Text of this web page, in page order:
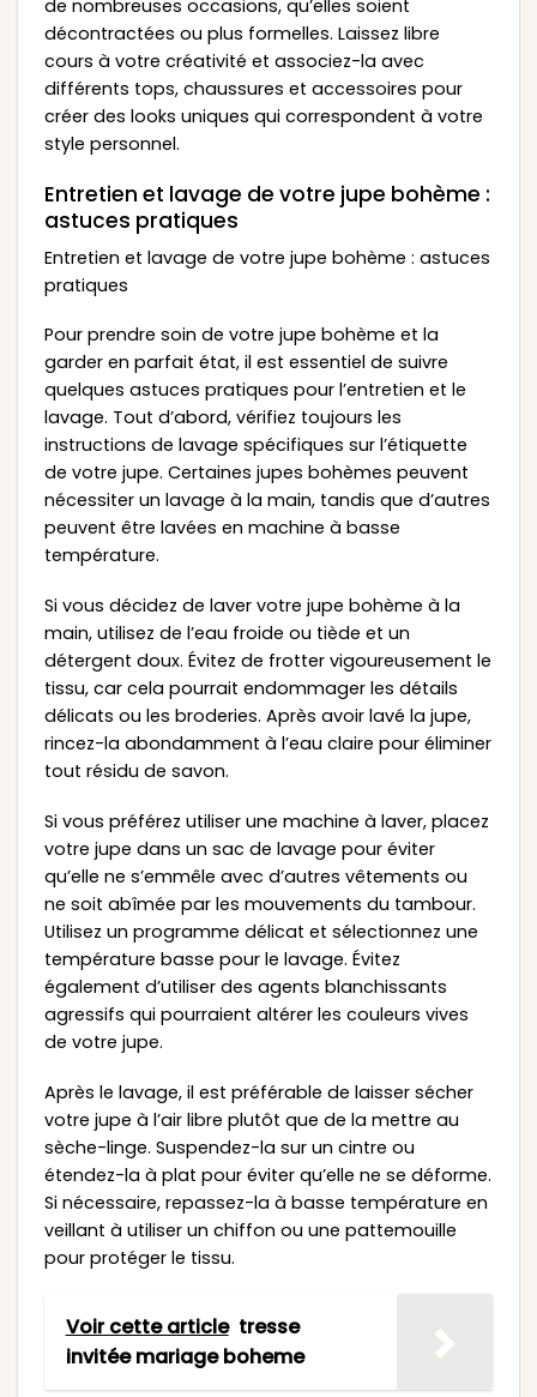
de nombreuses occasions, qu’elles soient
décontractées ou plus formelles. Laissez libre
cours à votre créativité et associez-la avec
différents tops, chaussures et accessoires pour
créer des looks uniques qui correspondent à votre
style personnel.
Entretien et lavage de votre jupe bohème :
astuces pratiques
Entretien et lavage de votre jupe bohème : astuces
pratiques
Pour prendre soin de votre jupe bohème et la
garder en parfait état, il est essentiel de suivre
quelques astuces pratiques pour l’entretien et le
lavage. Tout d’abord, vérifiez toujours les
instructions de lavage spécifiques sur l’étiquette
de votre jupe. Certaines jupes bohèmes peuvent
nécessiter un lavage à la main, tandis que d’autres
peuvent être lavées en machine à basse
température.
Si vous décidez de laver votre jupe bohème à la
main, utilisez de l’eau froide ou tiède et un
détergent doux. Évitez de frotter vigoureusement le
tissu, car cela pourrait endommager les détails
délicats ou les broderies. Après avoir lavé la jupe,
rincez-la abondamment à l’eau claire pour éliminer
tout résidu de savon.
Si vous préférez utiliser une machine à laver, placez
votre jupe dans un sac de lavage pour éviter
qu’elle ne s’emmêle avec d’autres vêtements ou
ne soit abîmée par les mouvements du tambour.
Utilisez un programme délicat et sélectionnez une
température basse pour le lavage. Évitez
également d’utiliser des agents blanchissants
agressifs qui pourraient altérer les couleurs vives
de votre jupe.
Après le lavage, il est préférable de laisser sécher
votre jupe à l’air libre plutôt que de la mettre au
sèche-linge. Suspendez-la sur un cintre ou
étendez-la à plat pour éviter qu’elle ne se déforme.
Si nécessaire, repassez-la à basse température en
veillant à utiliser un chiffon ou une pattemouille
pour protéger le tissu.
Voir cette article tresse
invitée mariage boheme